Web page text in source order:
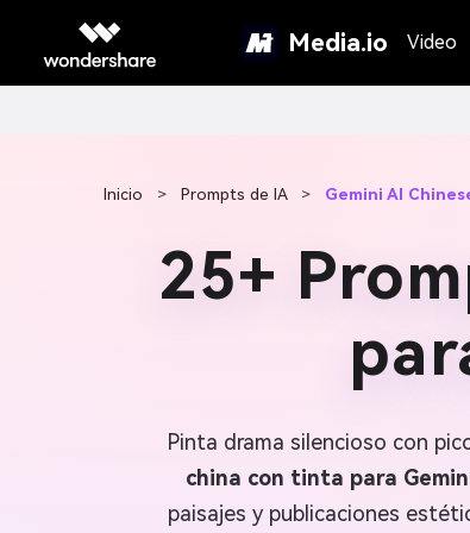
Media.io Video
Inicio > Prompts de IA > Gemini AI
25+
Pinta drama silencioso con
china con tinta para
paisajes y publicaciones